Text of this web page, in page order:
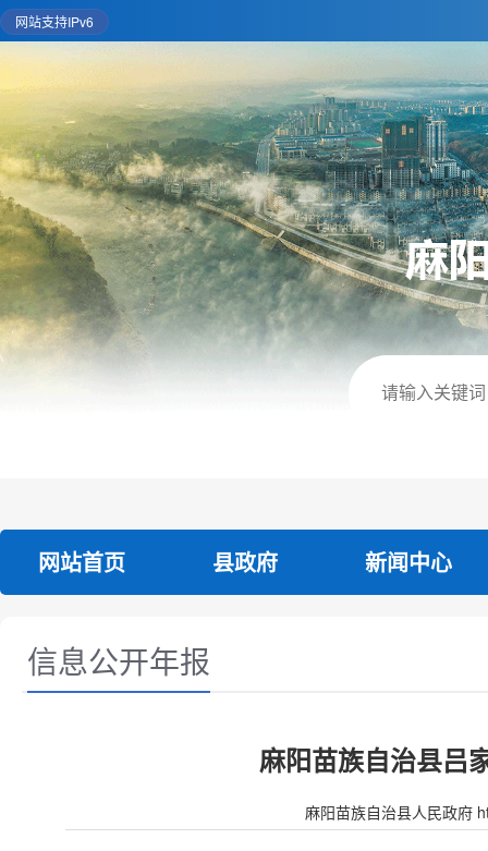
网站支持IPv6
网站首页 县政府 新闻中心
信息公开年报
麻阳苗族自治县吕
麻阳苗族自治县人民政府